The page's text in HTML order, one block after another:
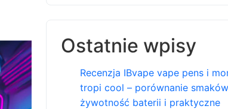
Ostatnie wpisy
Recenzja IBvape vape pens i
tropi cool – porównanie
żywotność baterii i praktyczne